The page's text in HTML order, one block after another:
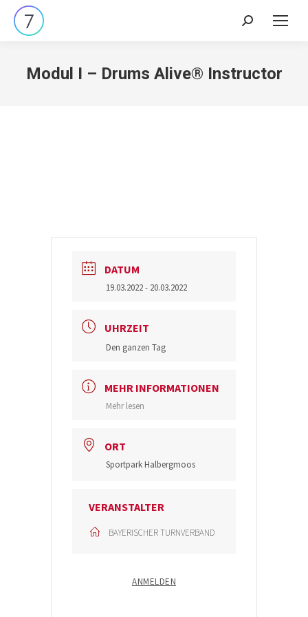
Search:
Modul I – Drums Alive® Instructor
DATUM
19.03.2022- 20.03.2022
UHRZEIT
Den ganzen Tag
MEHR INFORMATIONEN
Mehr lesen
ORT
Sportpark Halbergmoos
VERANSTALTER
BAYERISCHER TURNVERBAND
ANMELDEN